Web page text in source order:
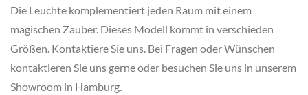
Die Leuchte komplementiert jeden Raum mit einem
magischen Zauber. Dieses Modell kommt in verschieden
Größen. Kontaktiere Sie uns. Bei Fragen oder Wünschen
kontaktieren Sie uns gerne oder besuchen Sie uns in unserem
Showroom in Hamburg.